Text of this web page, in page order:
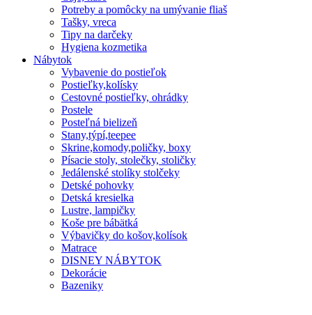
Potreby a pomôcky na umývanie fliaš
Tašky, vreca
Tipy na darčeky
Hygiena kozmetika
Nábytok
Vybavenie do postieľok
Postieľky,kolísky
Cestovné postieľky, ohrádky
Postele
Posteľná bielizeň
Stany,týpí,teepee
Skrine,komody,poličky, boxy
Písacie stoly, stolečky, stoličky
Jedálenské stolíky stolčeky
Detské pohovky
Detská kresielka
Lustre, lampičky
Koše pre bábätká
Výbavičky do košov,kolísok
Matrace
DISNEY NÁBYTOK
Dekorácie
Bazeniky